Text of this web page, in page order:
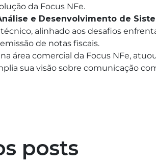
da Focus NFe.
e Desenvolvimento de
alinhado aos desafios
de notas fiscais.
área comercial da Focus NFe,
sua visão sobre comunicação
posts